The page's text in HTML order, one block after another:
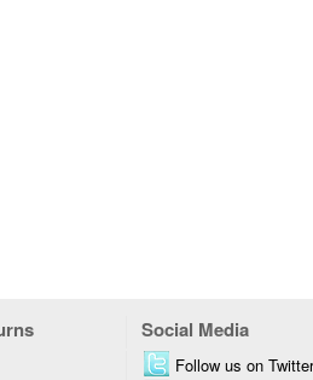
Social Media
Follow us on Twitter